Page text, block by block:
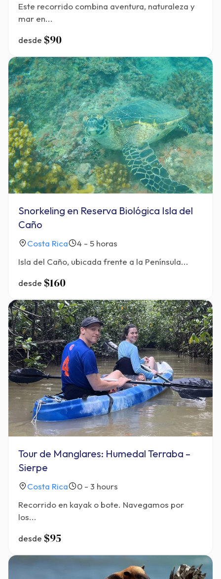
Este recorrido combina aventura, naturaleza y
mar en...
desde $90
Snorkeling en Reserva Biológica Isla del
Caño
Costa Rica
4 - 5 horas
Isla del Caño, ubicada frente a la Península...
desde $160
Tour de Manglares: Humedal Terraba –
Sierpe
Costa Rica
0 - 3 hours
Recorrido en kayak o bote. Navegamos por
los...
desde $95